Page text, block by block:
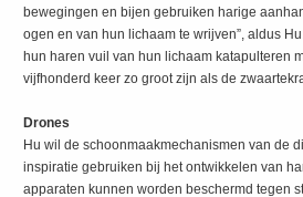
bewegingen en bijen gebruiken harige
ogen en van hun lichaam te wrijven”, aldus
hun haren vuil van hun lichaam katapulteren
vijfhonderd keer zo groot zijn als de
Drones
Hu wil de schoonmaakmechanismen van de
inspiratie gebruiken bij het ontwikkelen van
apparaten kunnen worden beschermd tegen